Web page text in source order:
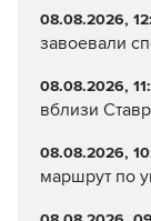
08.08.2026,
завоевали
08.08.2026,
вблизи
08.08.2026,
маршрут по